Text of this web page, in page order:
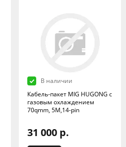
В наличии
Кабель-пакет MIG HUGONG с
газовым охлаждением
70qmm, 5M,14-pin
31 000 р.